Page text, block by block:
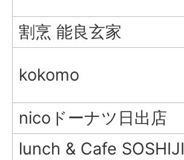
割烹 能良玄家
kokomo
nicoドーナツ日出店
lunch & Cafe SOSHIJI